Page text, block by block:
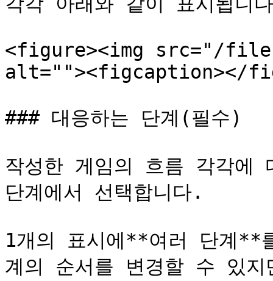
<figure><img src="/files/
alt=""><figcaption></
### 대응하는 단계(필수)
작성한 게임의 흐름 각각에
단계에서 선택합니다.
1개의 표시에**여러 단계**
계의 순서를 변경할 수 있